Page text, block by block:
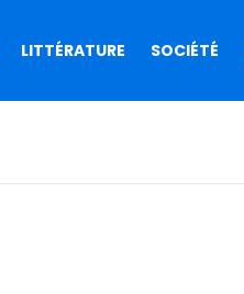
LITTÉRATURE SOCIÉTÉ